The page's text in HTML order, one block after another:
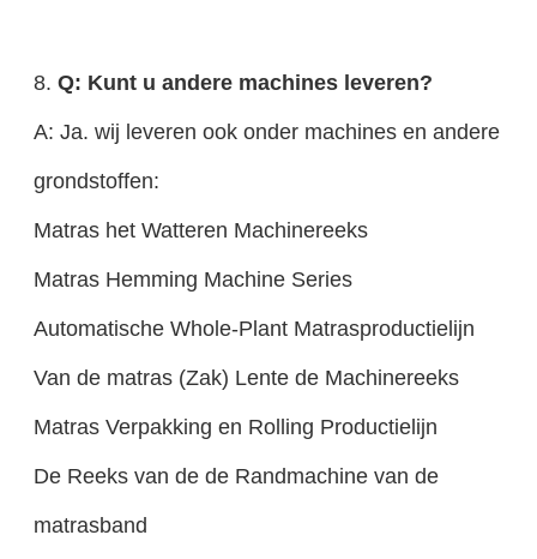
8. Q: Kunt u andere machines leveren?
A: Ja. wij leveren ook onder machines en andere
grondstoffen:
Matras het Watteren Machinereeks
Matras Hemming Machine Series
Automatische Whole-Plant Matrasproductielijn
Van de matras (Zak) Lente de Machinereeks
Matras Verpakking en Rolling Productielijn
De Reeks van de de Randmachine van de
matrasband